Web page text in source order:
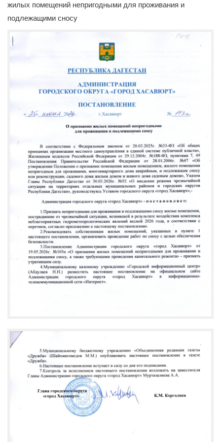
жилых помещений непригодными для проживания и
подлежащими сносу